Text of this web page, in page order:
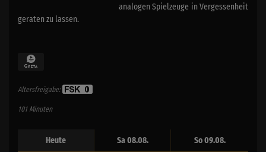
analogen Spielzeuge in Vergessenheit
geraten zu lassen.
Altersfreigabe:
101 Minuten
Heute Sa 08.08. So 09.08.